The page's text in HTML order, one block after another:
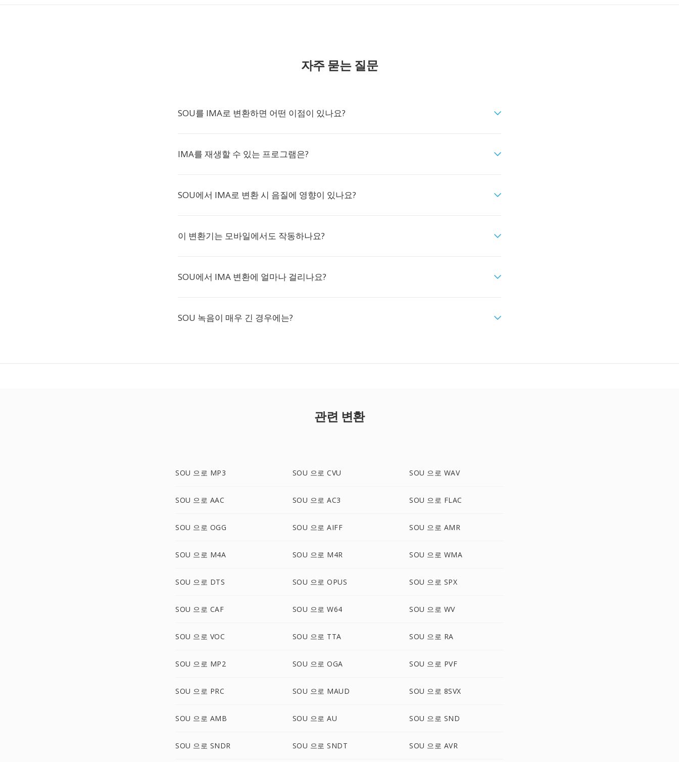
자주 묻는 질문
SOU를 IMA로 변환하면 어떤 이점이 있나요?
IMA를 재생할 수 있는 프로그램은?
SOU에서 IMA로 변환 시 음질에 영향이 있나요?
이 변환기는 모바일에서도 작동하나요?
SOU에서 IMA 변환에 얼마나 걸리나요?
SOU 녹음이 매우 긴 경우에는?
관련 변환
SOU 으로 MP3 SOU 으로 CVU SOU 으로 WAV
SOU 으로 AAC SOU 으로 AC3 SOU 으로 FLAC
SOU 으로 OGG SOU 으로 AIFF SOU 으로 AMR
SOU 으로 M4A SOU 으로 M4R SOU 으로 WMA
SOU 으로 DTS SOU 으로 OPUS SOU 으로 SPX
SOU 으로 CAF SOU 으로 W64 SOU 으로 WV
SOU 으로 VOC SOU 으로 TTA SOU 으로 RA
SOU 으로 MP2 SOU 으로 OGA SOU 으로 PVF
SOU 으로 PRC SOU 으로 MAUD SOU 으로 8SVX
SOU 으로 AMB SOU 으로 AU SOU 으로 SND
SOU 으로 SNDR SOU 으로 SNDT SOU 으로 AVR